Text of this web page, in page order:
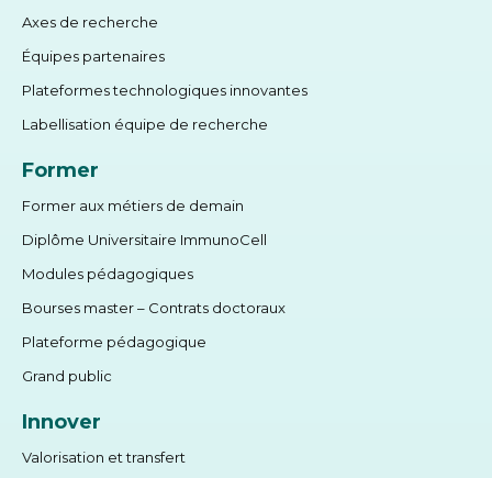
Axes de recherche
Équipes partenaires
Plateformes technologiques innovantes
Labellisation équipe de recherche
Former
Former aux métiers de demain
Diplôme Universitaire ImmunoCell
Modules pédagogiques
Bourses master – Contrats doctoraux
Plateforme pédagogique
Grand public
Innover
Valorisation et transfert